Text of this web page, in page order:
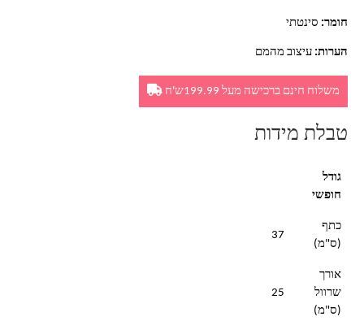
חומר: סינטתי
הערות: עיצוב מהמם
משלוח חינם ברכישה מעל 199.99ש'ח
טבלת מידות
גודל
חופשי
כתף
(ס"מ)
37
אורך
שרוול
(ס"מ)
25